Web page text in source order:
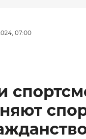
07:00